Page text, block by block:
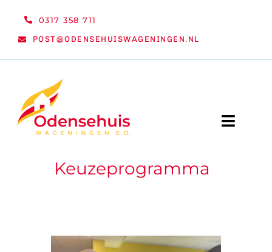
0317 358 711
POST@ODENSEHUISWAGENINGEN.NL
Toggle
WELKOMKeuzeprogramma